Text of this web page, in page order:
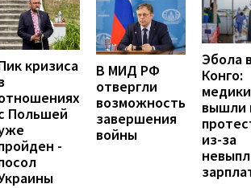
кризиса
Польшей
-
В МИД РФ
отвергли
возможность
завершения
войны
Эбола
Конго:
медики
вышли
из-за